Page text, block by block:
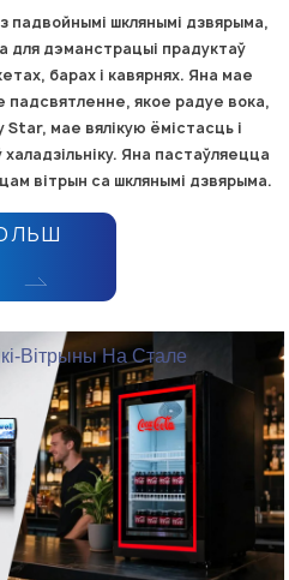
падвойнымі шклянымі дзвярыма,
для дэманстрацыі прадуктаў
барах і кавярнях. Яна мае
якое радуе вока,
мае вялікую ёмістасць і
Яна пастаўляецца
вітрын са шклянымі дзвярыма.
Вітрыны На Стале